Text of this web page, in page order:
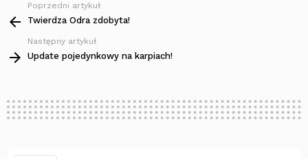
Zobacz
więcej
Poprzedni artykuł
Twierdza Odra zdobyta!
Następny artykuł
Update pojedynkowy na karpiach!